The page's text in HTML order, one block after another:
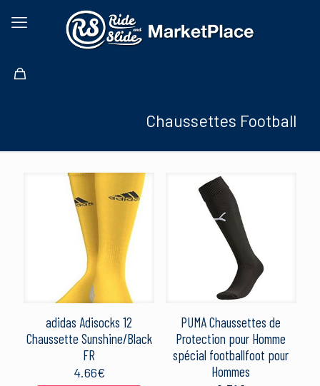
Chaussettes Football
adidas Adisocks 12
Chaussette Sunshine/Black
FR
4.66€
PUMA Chaussettes de
Protection pour Homme
spécial footballfoot pour
Hommes